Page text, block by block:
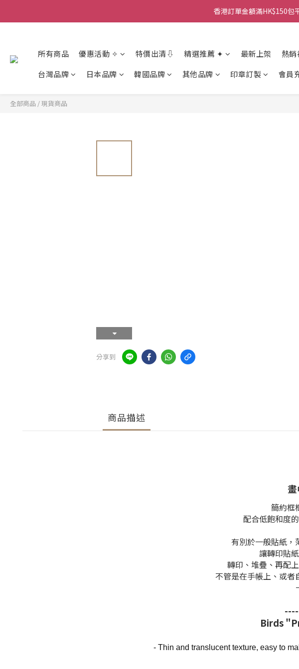
香港訂單金額滿HK$150包
香港訂單金額滿HK$150包
香港訂單金額滿HK$150包
所有商品 優惠活動 ✧ 特價出清⇩ 精選推薦 ✦ 最新上架 熱銷
台灣品牌
日本品牌 韓國品牌 其他品牌 印章訂製 會員
全部商品 /現貨商品
分享到
商品描述
簡約框
配合低飽和度
有別於一般貼紙，
讓轉印貼
轉印、堆疊、再配
不管是在手帳上、或者
Birds
- Thin and translucent texture, easy to